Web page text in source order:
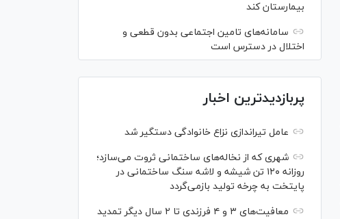
بیمارستان کند
سامانه‌های تامین اجتماعی بدون قطعی و
اختلال در دسترس است
پربازدیدترین اخبار
عامل تیراندازی نزاع خانوادگی دستگیر شد
شهری که از نخاله‌های ساختمانی ثروت می‌سازد؛
روزانه ۱۲۰ تن شیشه و لاشه سنگ ساختمانی در
پایتخت به چرخه تولید بازمی‌گردد
معافیت‌های ۳ و ۴ فرزندی تا ۲ سال دیگر تمدید